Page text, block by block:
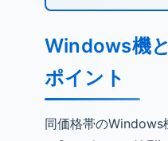
Windows機
ポイント
同価格帯のWindows